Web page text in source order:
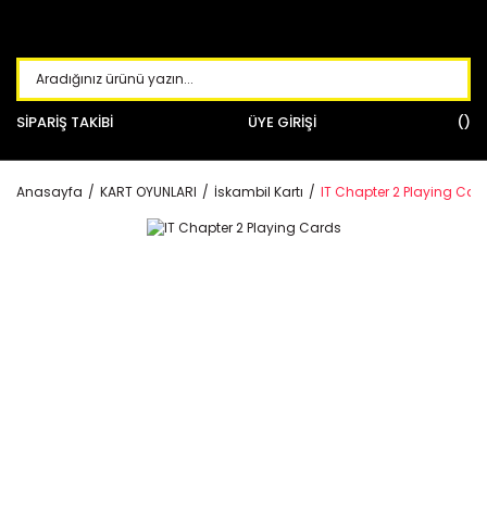
SİPARİŞ TAKİBİ ÜYE GİRİŞİ
Anasayfa KART OYUNLARI İskambil Kartı IT Chapter 2 Playing